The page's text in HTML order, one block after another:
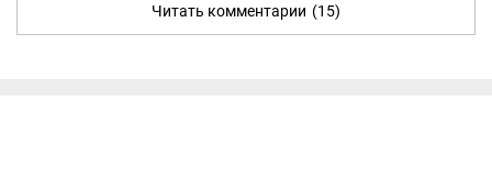
Читать комментарии (15)